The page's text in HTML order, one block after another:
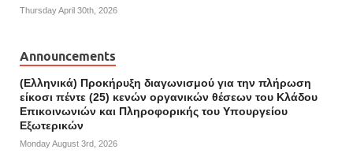
Thursday April 30th, 2026
Announcements
(Ελληνικά) Προκήρυξη διαγωνισμού για την πλήρωση
είκοσι πέντε (25) κενών οργανικών θέσεων του Κλάδου
Επικοινωνιών και Πληροφορικής του Υπουργείου
Εξωτερικών
Monday August 3rd, 2026